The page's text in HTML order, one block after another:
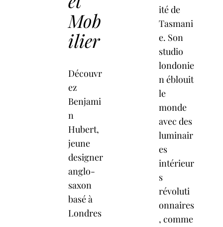
Mob
ilier
Découvr
ez
Benjami
n
Hubert,
jeune
designer
anglo-
saxon
basé à
Londres
ité de
Tasmani
e. Son
studio
londonie
n éblouit
le
monde
avec des
luminair
es
intérieur
s
révoluti
onnaires
, comme